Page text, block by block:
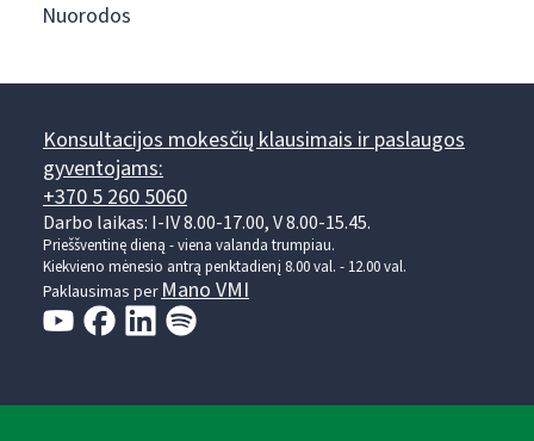
Nuorodos
Konsultacijos mokesčių klausimais ir paslaugos
gyventojams:
+370 5 260 5060
Darbo laikas: I-IV 8.00-17.00, V 8.00-15.45.
Prieššventinę dieną - viena valanda trumpiau.
Kiekvieno mėnesio antrą penktadienį 8.00 val. - 12.00 val.
Paklausimas perMano VMI